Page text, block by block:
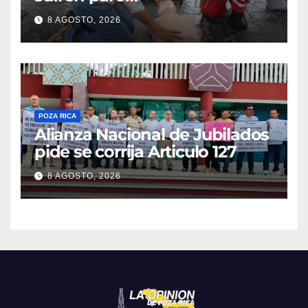
cardiorrespiratorio mueren
8 AGOSTO, 2026
POZA RICA
Alianza Nacional de Jubilados
pide se corrija Articulo 127
8 AGOSTO, 2026